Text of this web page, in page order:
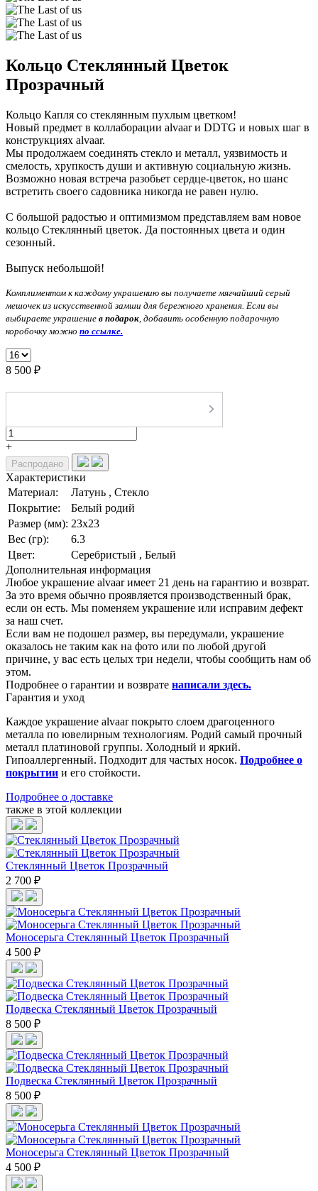
Кольцо Стеклянный Цветок
Прозрачный
Кольцо Капля со стеклянным пухлым цветком!
Новый предмет в коллаборации alvaar и DDTG и новых шаг в
конструкциях alvaar.
Мы продолжаем соединять стекло и металл, уязвимость и
смелость, хрупкость души и активную социальную жизнь.
Возможно новая встреча разобьет сердце-цветок, но шанс
встретить своего садовника никогда не равен нулю.
С большой радостью и оптимизмом представляем вам новое
кольцо Стеклянный цветок. Да постоянных цвета и один
сезонный.
Выпуск небольшой!
Комплиментом к каждому украшению вы получаете мягчайший серый
мешочек из искусственной замши для бережного хранения. Если вы
выбираете украшение в подарок , добавить особенную подарочную
коробочку можно по ссылке.
8 500 ₽
+
Распродано
Характеристики
Материал:
Латунь , Стекло
Покрытие:
Белый родий
Размер (мм): 23х23
Вес (гр):
6.3
Цвет:
Серебристый , Белый
Дополнительная информация
Любое украшение alvaar имеет 21 день на гарантию и возврат.
За это время обычно проявляется производственный брак,
если он есть. Мы поменяем украшение или исправим дефект
за наш счет.
Если вам не подошел размер, вы передумали, украшение
оказалось не таким как на фото или по любой другой
причине, у вас есть целых три недели, чтобы сообщить нам об
этом.
Подробнее о гарантии и возврате написали здесь.
Гарантия и уход
Каждое украшение alvaar покрыто слоем драгоценного
металла по ювелирным технологиям. Родий самый прочный
металл платиновой группы. Холодный и яркий.
Гипоаллергенный. Подходит для частых носок. Подробнее о
покрытии и его стойкости.
Подробнее о доставке
также в этой коллекции
Стеклянный Цветок Прозрачный
2 700 ₽
Моносерьга Стеклянный Цветок Прозрачный
4 500 ₽
Подвеска Стеклянный Цветок Прозрачный
8 500 ₽
Подвеска Стеклянный Цветок Прозрачный
8 500 ₽
Моносерьга Стеклянный Цветок Прозрачный
4 500 ₽